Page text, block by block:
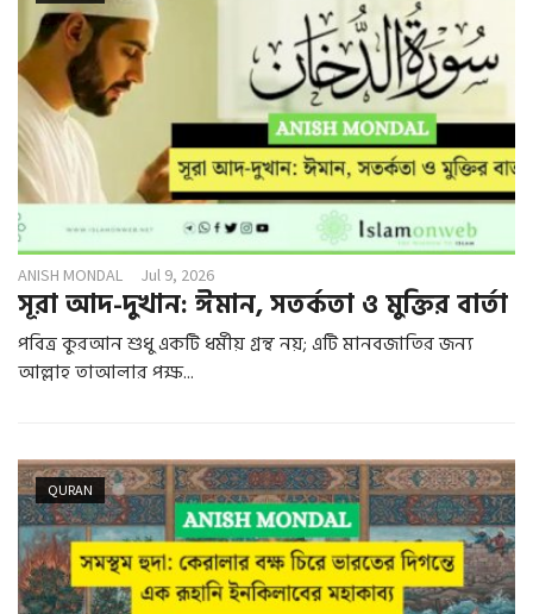
ANISH MONDAL Jul 9, 2026
সূরা আদ-দুখান: ঈমান, সতর্কতা ও মুক্তির বার্তা
পবিত্র কুরআন শুধু একটি ধর্মীয় গ্রন্থ নয়; এটি মানবজাতির জন্য
আল্লাহ তাআলার পক্ষ...
QURAN